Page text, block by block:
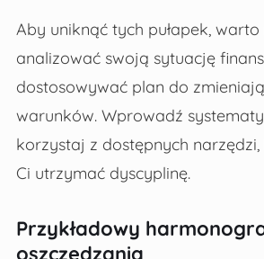
Aby uniknąć tych pułapek,
analizować swoją sytuację
dostosowywać plan do
warunków. Wprowadź
korzystaj z dostępnych
Ci utrzymać dyscyplinę.
Przykładowy
oszczędzania